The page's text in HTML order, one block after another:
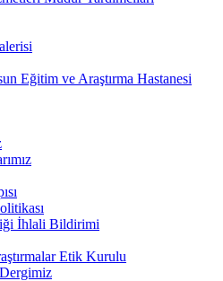
Eğitim ve Araştırma Hastanesi
İhlali Bildirimi
Etik Kurulu